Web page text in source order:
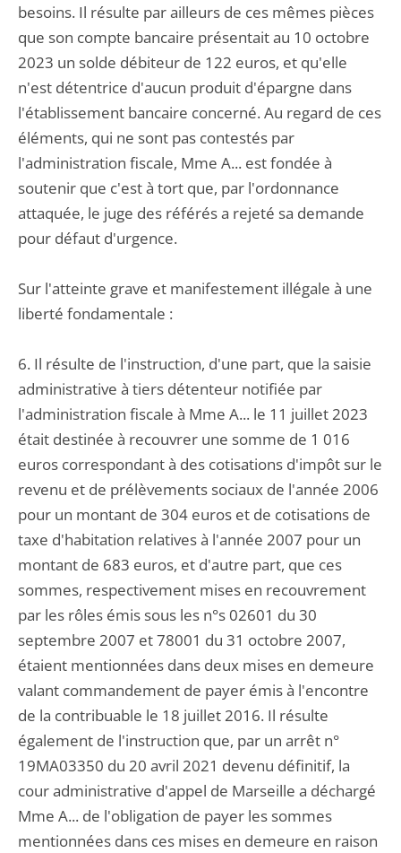
besoins. Il résulte par ailleurs de ces mêmes pièces
que son compte bancaire présentait au 10 octobre
2023 un solde débiteur de 122 euros, et qu'elle
n'est détentrice d'aucun produit d'épargne dans
l'établissement bancaire concerné. Au regard de ces
éléments, qui ne sont pas contestés par
l'administration fiscale, Mme A... est fondée à
soutenir que c'est à tort que, par l'ordonnance
attaquée, le juge des référés a rejeté sa demande
pour défaut d'urgence.
Sur l'atteinte grave et manifestement illégale à une
liberté fondamentale :
6. Il résulte de l'instruction, d'une part, que la saisie
administrative à tiers détenteur notifiée par
l'administration fiscale à Mme A... le 11 juillet 2023
était destinée à recouvrer une somme de 1 016
euros correspondant à des cotisations d'impôt sur le
revenu et de prélèvements sociaux de l'année 2006
pour un montant de 304 euros et de cotisations de
taxe d'habitation relatives à l'année 2007 pour un
montant de 683 euros, et d'autre part, que ces
sommes, respectivement mises en recouvrement
par les rôles émis sous les n°s 02601 du 30
septembre 2007 et 78001 du 31 octobre 2007,
étaient mentionnées dans deux mises en demeure
valant commandement de payer émis à l'encontre
de la contribuable le 18 juillet 2016. Il résulte
également de l'instruction que, par un arrêt n°
19MA03350 du 20 avril 2021 devenu définitif, la
cour administrative d'appel de Marseille a déchargé
Mme A... de l'obligation de payer les sommes
mentionnées dans ces mises en demeure en raison